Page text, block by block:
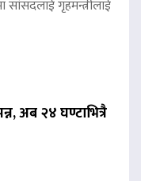
गृहमन्त्रीलाई
अब २४ घण्टाभित्रै